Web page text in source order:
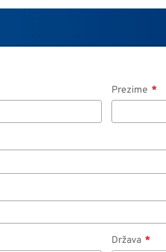
Prezime
Država